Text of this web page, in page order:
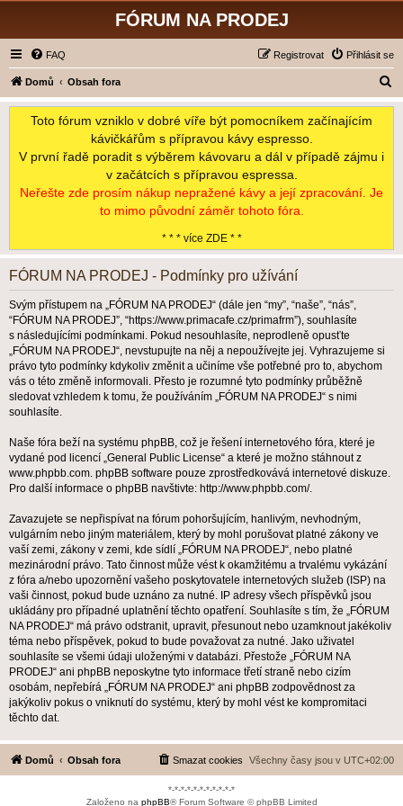
FÓRUM NA PRODEJ
FAQ Přihlásit se
Registrovat
Domů Obsah fora
l
Toto fórum vzniklo v dobré víře být pomocníkem začínajícím
kávičkářům s přípravou kávy espresso.
V první řadě poradit s výběrem kávovaru a dál v případě zájmu i
v začátcích s přípravou espressa.
Neřešte zde prosím nákup nepražené kávy a její zpracování. Je
to mimo původní záměr tohoto fóra.
* * * více ZDE * *
FÓRUM NA PRODEJ - Podmínky pro užívání
Svým přístupem na „FÓRUM NA PRODEJ“ (dále jen “my”, “naše”, “nás”,
“FÓRUM NA PRODEJ”, “https://www.primacafe.cz/primafrm”), souhlasíte
s následujícími podmínkami. Pokud nesouhlasíte, neprodleně opusťte
„FÓRUM NA PRODEJ“, nevstupujte na něj a nepoužívejte jej. Vyhrazujeme si
právo tyto podmínky kdykoliv změnit a učiníme vše potřebné pro to, abychom
vás o této změně informovali. Přesto je rozumné tyto podmínky průběžně
sledovat vzhledem k tomu, že používáním „FÓRUM NA PRODEJ“ s nimi
souhlasíte.
Naše fóra beží na systému phpBB, což je řešení internetového fóra, které je
vydané pod licencí „General Public License“ a které je možno stáhnout z
www.phpbb.com. phpBB software pouze zprostředkovává internetové diskuze.
Pro další informace o phpBB navštivte: http://www.phpbb.com/.
Zavazujete se nepřispívat na fórum pohoršujícím, hanlivým, nevhodným,
vulgárním nebo jiným materiálem, který by mohl porušovat platné zákony ve
vaší zemi, zákony v zemi, kde sídlí „FÓRUM NA PRODEJ“, nebo platné
mezinárodní právo. Tato činnost může vést k okamžitému a trvalému vykázání
z fóra a/nebo upozornění vašeho poskytovatele internetových služeb (ISP) na
vaši činnost, pokud bude uznáno za nutné. IP adresy všech příspěvků jsou
ukládány pro případné uplatnění těchto opatření. Souhlasíte s tím, že „FÓRUM
NA PRODEJ“ má právo odstranit, upravit, přesunout nebo uzamknout jakékoliv
téma nebo příspěvek, pokud to bude považovat za nutné. Jako uživatel
souhlasíte se všemi údaji uloženými v databázi. Přestože „FÓRUM NA
PRODEJ“ ani phpBB neposkytne tyto informace třetí straně nebo cizím
osobám, nepřebírá „FÓRUM NA PRODEJ“ ani phpBB zodpovědnost za
jakýkoliv pokus o vniknutí do systému, který by mohl vést ke kompromitaci
těchto dat.
Domů Obsah fora Všechny časy jsou v UTC+02:00
Smazat cookies
*-*-*-*-*-*-*-*-*-*-*
Založeno na phpBB® Forum Software © phpBB Limited